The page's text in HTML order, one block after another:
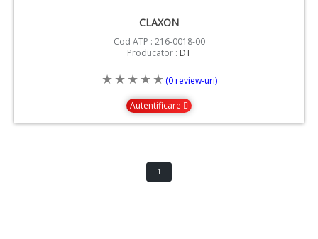
CLAXON
Cod ATP : 216-0018-00
Producator : DT
(0 review-uri)
Autentificare
1